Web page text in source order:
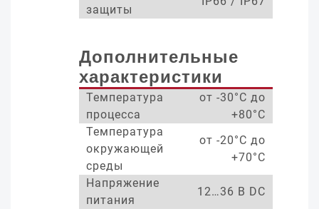
защиты
Дополнительные
характеристики
Температура
процесса
от -30°С до
+80°С
Температура
окружающей
среды
от -20°С до
+70°С
Напряжение
питания
12…36 В DC